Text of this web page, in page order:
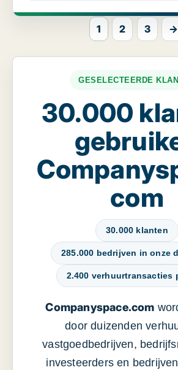
1 2 3 →
GESELECTEERDE
30.000
com
30.000 klanten
285.000 bedrijven in onze
2.400 verhuurtransacties
Companyspace.com
door duizenden
vastgoedbedrijven,
investeerders en